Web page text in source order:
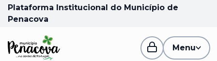
Plataforma Institucional do Município de
Penacova
Menu